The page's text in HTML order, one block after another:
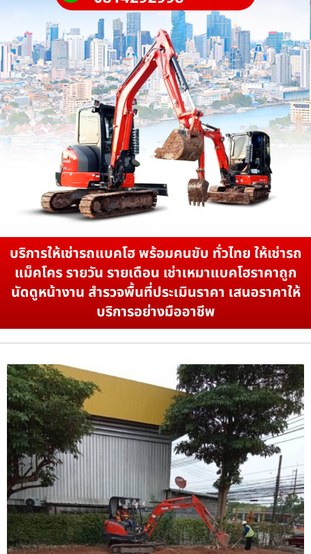
บริการให้เช่ารถแบคโฮ พร้อมคนขับ ทั่วไทย ให้เช่ารถ
แม็คโคร รายวัน รายเดือน เช่าเหมาแบคโฮราคาถูก
นัดดูหน้างาน สำรวจพื้นที่ประเมินราคา เสนอราคาให้
บริการอย่างมืออาชีพ